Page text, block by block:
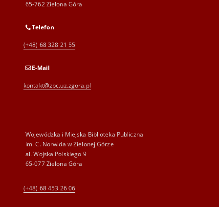
65-762 Zielona Góra
Telefon
(+48) 68 328 21 55
E-Mail
kontakt@zbc.uz.zgora.pl
Wojewódzka i Miejska Biblioteka Publiczna
im. C. Norwida w Zielonej Górze
al. Wojska Polskiego 9
65-077 Zielona Góra
(+48) 68 453 26 06